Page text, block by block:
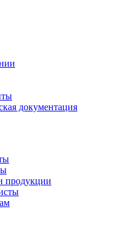
документация
продукции